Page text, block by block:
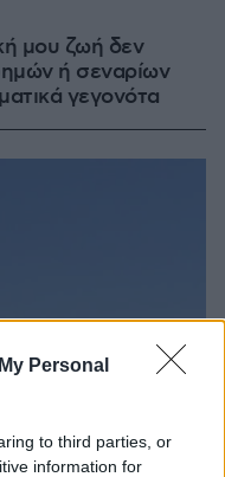
Personal
to third parties, or
information for
μου ζωή δεν
ή σεναρίων
γεγονότα